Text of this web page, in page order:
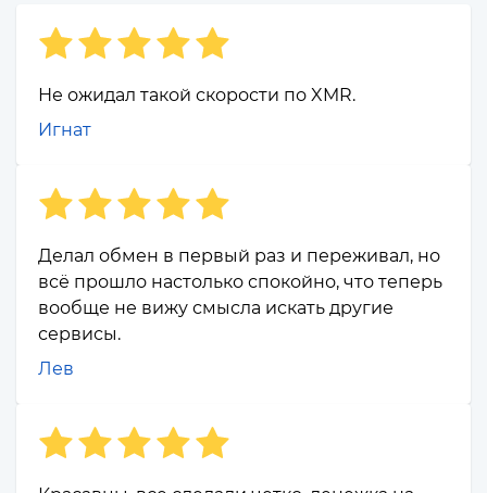
Не ожидал такой скорости по XMR.
Игнат
Делал обмен в первый раз и переживал, но
всё прошло настолько спокойно, что теперь
вообще не вижу смысла искать другие
сервисы.
Лев